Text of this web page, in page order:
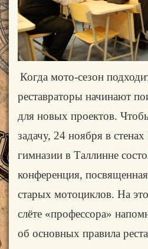
Когда мото-сезон
реставраторы начинают
для новых проектов.
задачу, 24 ноября в
гимназии в Таллинне
конференция,
старых мотоциклов. На
слёте «профессора»
об основных правила